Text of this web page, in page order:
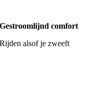
Gestroomlijnd comfort
Rijden alsof je zweeft